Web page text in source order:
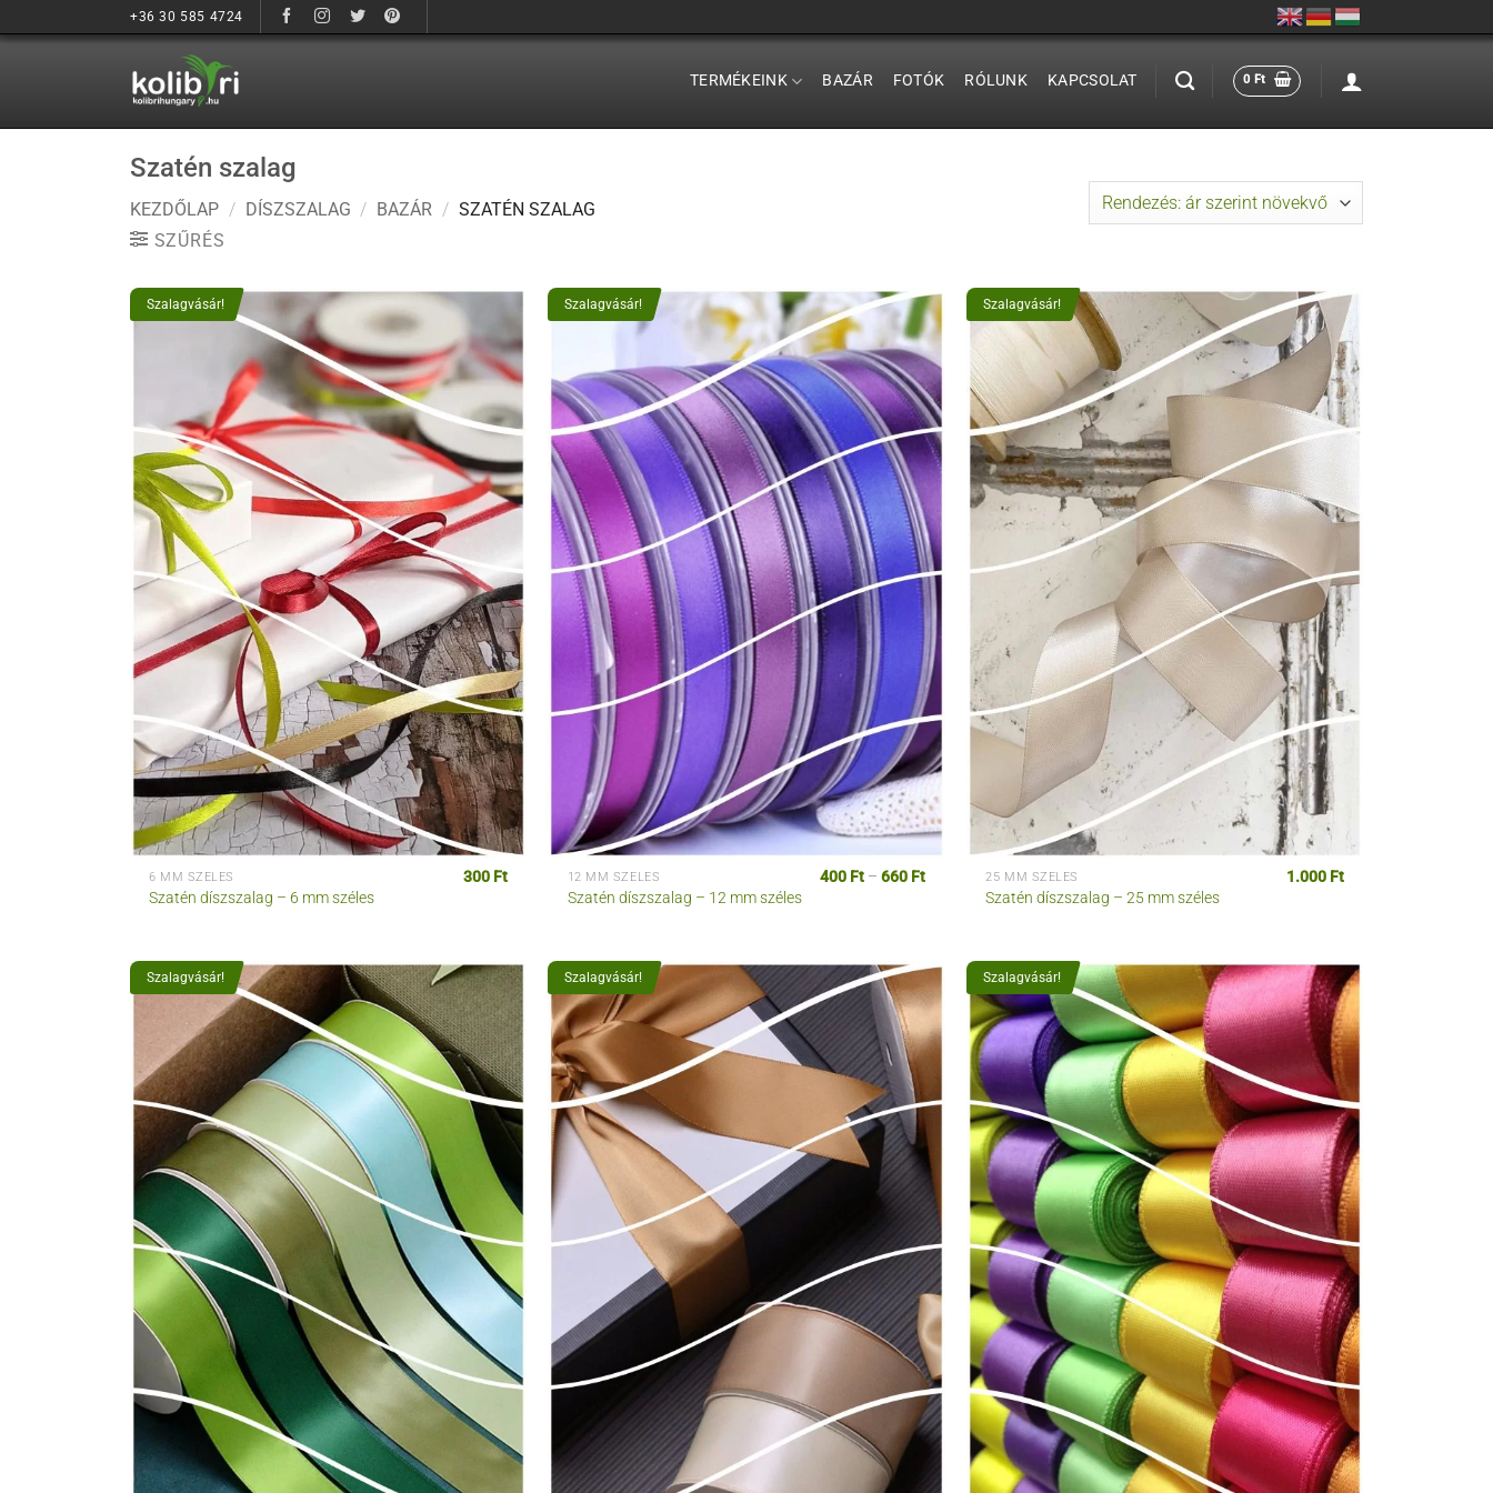
a
+36 30 585 4724
TERMÉKEINK BAZÁR FOTÓK RÓLUNK KAPCSOLAT 0 Ft
Szatén szalag
KEZDŐLAP / DÍSZSZALAG / BAZÁR / SZATÉN SZALAG
SZŰRÉS
Szalagvásár!
6 MM SZÉLES
Szatén díszszalag – 6 mm széles
300 Ft
Szalagvásár!
12 MM SZÉLES
Szatén díszszalag – 12 mm széles
400 Ft – 660 FtÁrtartomány:
Szalagvásár!
25 MM SZÉLES
Szatén díszszalag – 25 mm széles
1.000 Ft
Szalagvásár! Szalagvásár! Szalagvásár!